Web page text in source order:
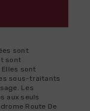
sont
sont
sont
sous-traitants
Les
aux seuls
Route De